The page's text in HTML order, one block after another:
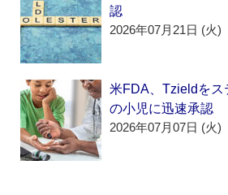
認
2026年07月21日 (火)
米FDA、Tzieldをス
の小児に迅速承認
2026年07月07日 (火)